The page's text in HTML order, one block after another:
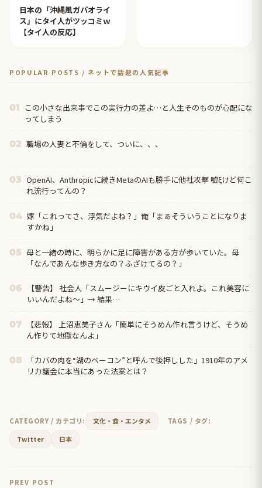
日本の「沖縄風ガパオライ
ス」にタイ人がツッコミｗ
【タイ人の反応】
POPULAR POSTS / ネットで話題の人気記事
01
この小さな出来事でこの実行力の差よ…と人生そのものが心配にな
ってしまう
02 職場の人妻と不倫をして、ついに、、、
03 OpenAI、Anthropicに続きMetaのAIも勝手に他社攻撃 嘘ξけど何こ
れ流行ってんの？
04 嫁「これってさ、浮気だよね？」俺「まぁそういうことになりま
すかね」
05 母と一緒の時に、明らかに足に障害がある方が歩いていた。母
「なんであんな歩き方なの？ふざけてるの？」
06
【警告】 社会人「スムージーにキウイ皮ごと入れよ。これ美容に
いいんだよね〜」→ 結果…
07
【悲報】 上沼恵美子さん「簡単にそうめん作れ言うけど、そうめ
ん作りて地獄なんよ」
08
「カバの肉を“湖のベーコン”と呼んで後押しした」1910年のアメ
リカ議会に本当にあった法案とは？
CATEGORY / カテゴリ: 文化・食・エンタメ
TAGS / タグ:
Twitter
日本
PREV POST